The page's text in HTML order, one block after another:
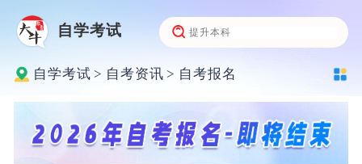
自学考试
自学考试 > 自考资讯 > 自考报名